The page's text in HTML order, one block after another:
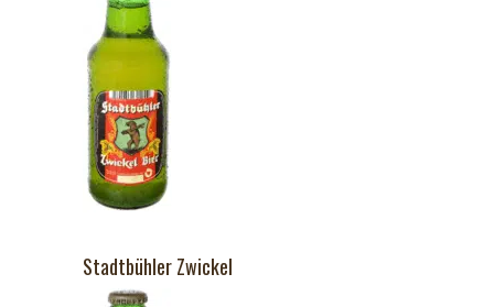
Stadtbühler Zwickel